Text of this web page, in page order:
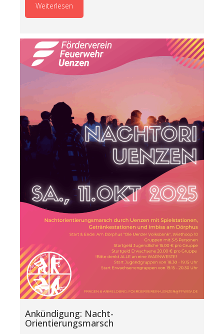
Weiterlesen
Ankündigung: Nacht-
Orientierungsmarsch